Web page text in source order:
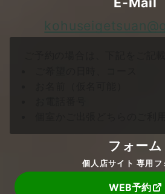
フォーム
個人店サイト 専用フ
WEB予約